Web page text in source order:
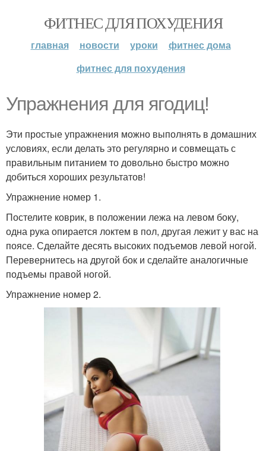
ФИТНЕС ДЛЯ ПОХУДЕНИЯ
главная новости уроки
фитнес дома
фитнес для похудения
Упражнения для ягодиц!
Эти простые упражнения можно выполнять в домашних
условиях, если делать это регулярно и совмещать с
правильным питанием то довольно быстро можно
добиться хороших результатов!
Упражнение номер 1.
Постелите коврик, в положении лежа на левом боку,
одна рука опирается локтем в пол, другая лежит у вас на
поясе. Сделайте десять высоких подъемов левой ногой.
Перевернитесь на другой бок и сделайте аналогичные
подъемы правой ногой.
Упражнение номер 2.